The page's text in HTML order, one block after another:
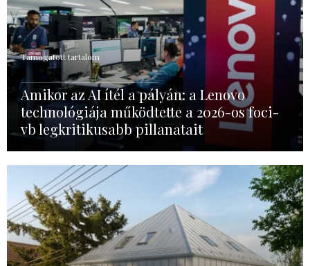
Támogatott tartalom
Amikor az AI ítél a pályán: a Lenovo
technológiája működtette a 2026-os foci-
vb legkritikusabb pillanatait